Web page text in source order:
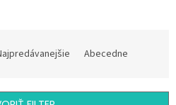
Abecedne